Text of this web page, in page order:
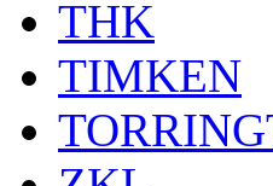
THK
TIMKEN